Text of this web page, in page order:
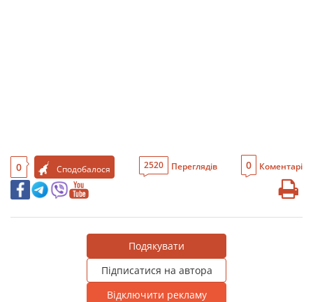
0 Сподобалося 2520 Переглядів 0 Коментарі
Подякувати
Підписатися на автора
Відключити рекламу